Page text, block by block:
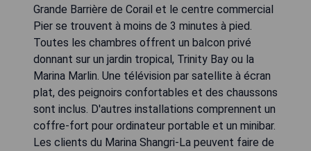
Grande Barrière de Corail et le centre commercial
Pier se trouvent à moins de 3 minutes à pied.
Toutes les chambres offrent un balcon privé
donnant sur un jardin tropical, Trinity Bay ou la
Marina Marlin. Une télévision par satellite à écran
plat, des peignoirs confortables et des chaussons
sont inclus. D'autres installations comprennent un
coffre-fort pour ordinateur portable et un minibar.
Les clients du Marina Shangri-La peuvent faire de